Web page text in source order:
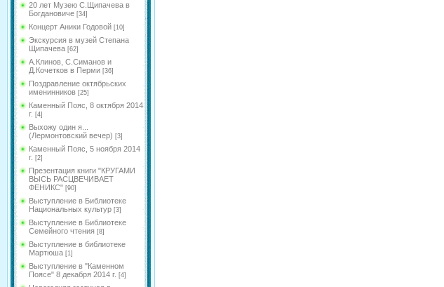
20 лет Музею С.Щипачева в
Богдановиче [34]
Концерт Аники Годовой [10]
Экскурсия в музей Степана
Щипачева [62]
А.Клинов, С.Симанов и
Д.Кочетков в Перми [36]
Поздравление октябрьских
именинников [25]
Каменный Пояс, 8 октября 2014
г. [4]
Выхожу один я...
(Лермонтовский вечер) [3]
Каменный Пояс, 5 ноября 2014
г. [2]
Презентация книги "КРУГАМИ
ВЫСЬ РАСЦВЕЧИВАЕТ
ФЕНИКС" [90]
Выступление в Библиотеке
Национальных культур [3]
Выступление в Библиотеке
Семейного чтения [8]
Выступление в библиотеке
Мартюша [1]
Выступление в "Каменном
Поясе" 8 декабря 2014 г. [4]